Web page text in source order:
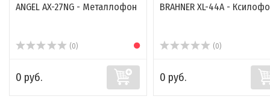
ANGEL AX-27NG - Металлофон
(0)
0 руб.
BRAHNER XL-44A -
(0)
0 руб.